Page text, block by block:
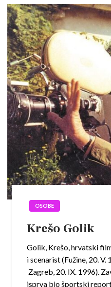
OSOBE
Krešo Golik
Golik, Krešo, hrvatski
i scenarist (Fužine, 20. V.
Zagreb, 20. IX. 1996).
isprva bio športski